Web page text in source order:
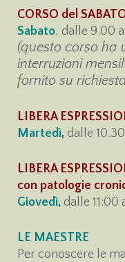
CORSO del
Sabato, dalle 9.00
(questo corso ha
interruzioni
fornito su
LIBERA
Martedì,dalle
LIBERA
con patologie
Giovedì,dalle 11:00
LE MAESTRE
Per conoscere le